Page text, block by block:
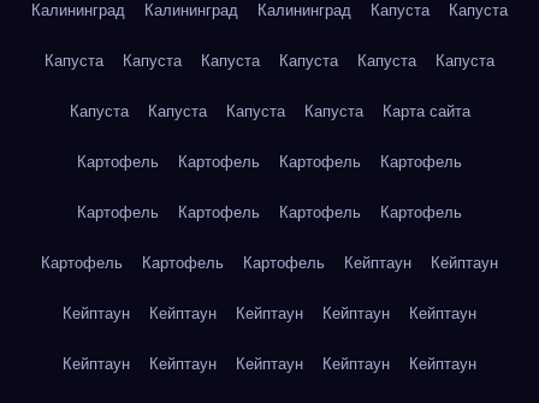
Калининград Калининград Калининград Капуста Капуста
Капуста Капуста Капуста Капуста Капуста Капуста
Капуста Капуста Капуста Капуста Карта сайта
Картофель Картофель Картофель Картофель
Картофель Картофель Картофель Картофель
Картофель Картофель Картофель Кейптаун Кейптаун
Кейптаун Кейптаун Кейптаун Кейптаун Кейптаун
Кейптаун Кейптаун Кейптаун Кейптаун Кейптаун